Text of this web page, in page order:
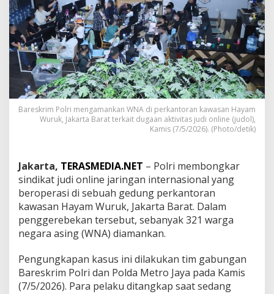
k
a
s
J
u
d
i
O
n
l
i
n
t
e
r
n
a
i
n
a
Bareskrim Polri mengamankan WNA di perkantoran kawasan Hayam
Wuruk, Jakarta Barat terkait dugaan aktivitas judi online (judol),
Kamis (7/5/2026). (Photo/detik)
Jakarta, TERASMEDIA.NET – Polri membongkar
sindikat judi online jaringan internasional yang
beroperasi di sebuah gedung perkantoran
kawasan Hayam Wuruk, Jakarta Barat. Dalam
penggerebekan tersebut, sebanyak 321 warga
negara asing (WNA) diamankan.
Pengungkapan kasus ini dilakukan tim gabungan
Bareskrim Polri dan Polda Metro Jaya pada Kamis
(7/5/2026). Para pelaku ditangkap saat sedang